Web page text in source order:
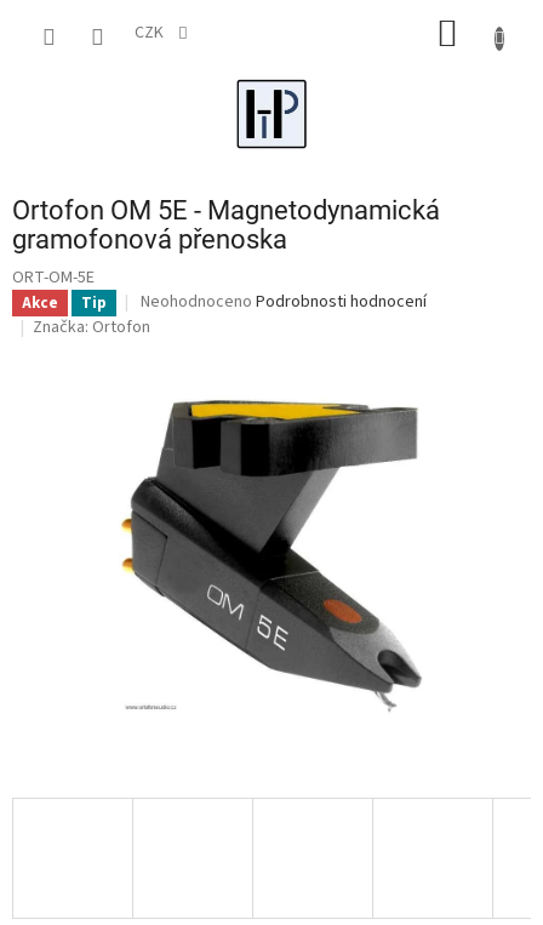
CZK
Ortofon OM 5E - Magnetodynamická
gramofonová přenoska
ORT-OM-5E
Akce Tip
Průměrné
hodnocení
hvězdiček.
Neohodnoceno Podrobnosti hodnocení
Značka: Ortofon